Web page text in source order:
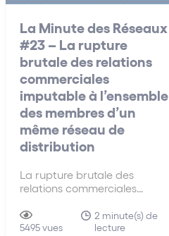
La Minute des Réseaux
#23 – La rupture
brutale des relations
commerciales
imputable à l’ensemble
des membres d’un
même réseau de
distribution
La rupture brutale des
relations commerciales
membres d’un même réseau
de distribution La faute tirée
5495 vues
2 minute(s) de
lecture